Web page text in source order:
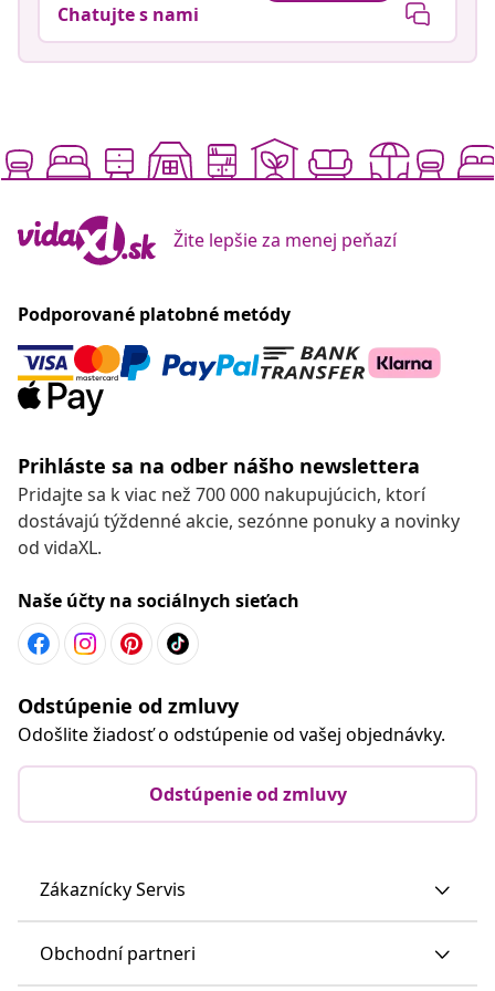
Chatujte s nami
Žite lepšie za menej peňazí
Podporované platobné metódy
Prihláste sa na odber nášho newslettera
Pridajte sa k viac než 700 000 nakupujúcich, ktorí
dostávajú týždenné akcie, sezónne ponuky a novinky
od vidaXL.
Naše účty na sociálnych sieťach
Odstúpenie od zmluvy
Odošlite žiadosť o odstúpenie od vašej objednávky.
Odstúpenie od zmluvy
Zákaznícky Servis
Obchodní partneri